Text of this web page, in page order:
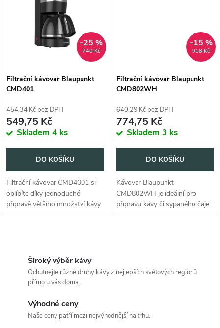
740 Kč
–25 %
Filtrační kávovar Blaupunkt
CMD401
454,34 Kč bez DPH
549,75 Kč
Skladem 4 ks
DO KOŠÍKU
Filtrační kávovar CMD4001 si
oblíbíte díky jednoduché
přípravě většího množství kávy
bez usazenin a schopnosti
918 Kč
–15 %
Filtrační kávovar Blaupunkt
CMD802WH
640,29 Kč bez DPH
774,75 Kč
Skladem 3 ks
DO KOŠÍKU
Kávovar Blaupunkt
CMD802WH je ideální pro
přípravu kávy či sypaného čaje,
stačí vložit mletou kávu nebo
Široký výběr kávy
Ochutnejte různé druhy kávy z nejlepších světových regionů
přímo u vás doma.
Výhodné ceny
Naše ceny patří mezi nejvýhodnější na trhu.